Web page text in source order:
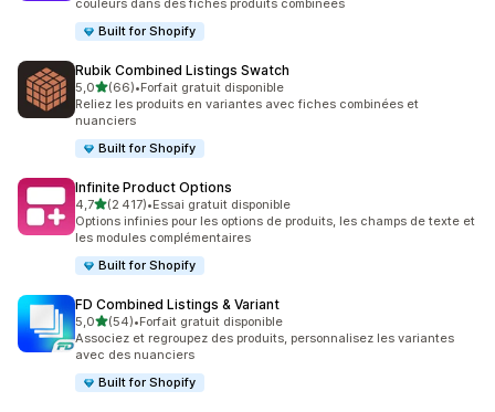
couleurs dans des fiches produits combinées
Built for Shopify
Rubik Combined Listings Swatch
5,0étoile(s) sur 5
(66)
66 avis au total
•Forfait gratuit disponible
Reliez les produits en variantes avec fiches combinées et
nuanciers
Built for Shopify
Infinite Product Options
4,7étoile(s) sur 5
(2 417)
2417 avis au total
•Essai gratuit disponible
Options infinies pour les options de produits, les champs de texte et
les modules complémentaires
Built for Shopify
FD Combined Listings & Variant
5,0étoile(s) sur 5
(54)
54 avis au total
•Forfait gratuit disponible
Associez et regroupez des produits, personnalisez les variantes
avec des nuanciers
Built for Shopify